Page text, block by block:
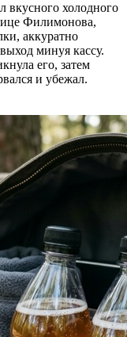
вкусного холодного
Филимонова,
аккуратно
минуя кассу.
его, затем
и убежал.